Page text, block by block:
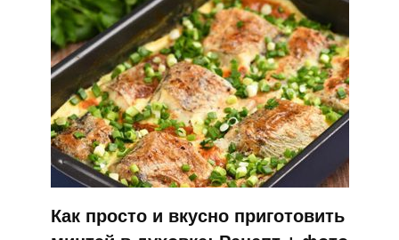
Как просто и вкусно приготовить